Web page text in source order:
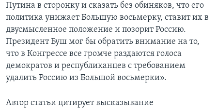
Путина в сторонку и сказать без обиняков, что его
политика унижает Большую восьмерку, ставит их в
двусмысленное положение и позорит Россию.
Президент Буш мог бы обратить внимание на то,
что в Конгрессе все громче раздаются голоса
демократов и республиканцев с требованием
удалить Россию из Большой восьмерки».
Автор статьи цитирует высказывание